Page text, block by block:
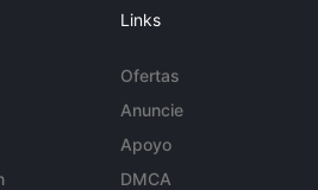
Links
Ofertas
Anuncie
Apoyo
DMCA